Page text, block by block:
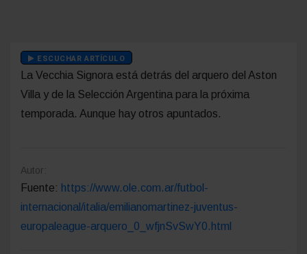
ESCUCHAR ARTÍCULO
La Vecchia Signora está detrás del arquero del Aston
Villa y de la Selección Argentina para la próxima
temporada. Aunque hay otros apuntados.
Autor:
Fuente: https://www.ole.com.ar/futbol-
internacional/italia/emilianomartinez-juventus-
europaleague-arquero_0_wfjnSvSwY0.html